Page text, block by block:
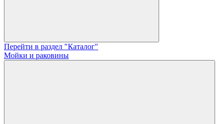
Перейти в раздел "Каталог"
Мойки и раковины